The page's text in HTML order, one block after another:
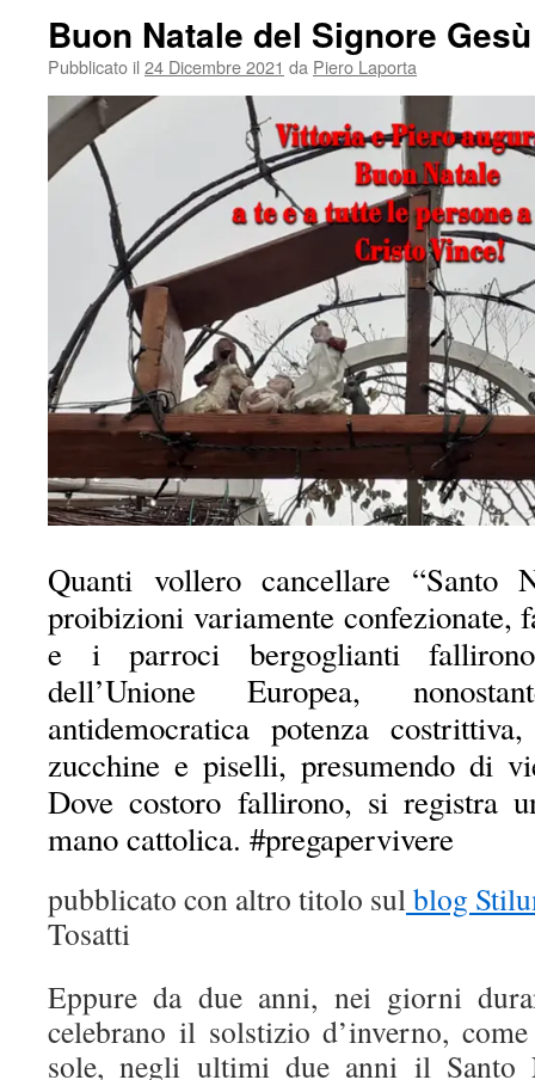
Buon Natale del Signore Gesù
Pubblicato il 24 Dicembre 2021 da Piero Laporta
Quanti vollero cancellare “Santo
proibizioni variamente confezionate,
e i parroci bergoglianti
dell’Unione Europea,
antidemocratica potenza
zucchine e piselli, presumendo di
Dove costoro fallirono, si registra
mano cattolica. #pregapervivere
pubblicato con altro titolo sulblog
Tosatti
Eppure da due anni, nei giorni
celebrano il solstizio d’inverno,
sole, negli ultimi due anni il Santo